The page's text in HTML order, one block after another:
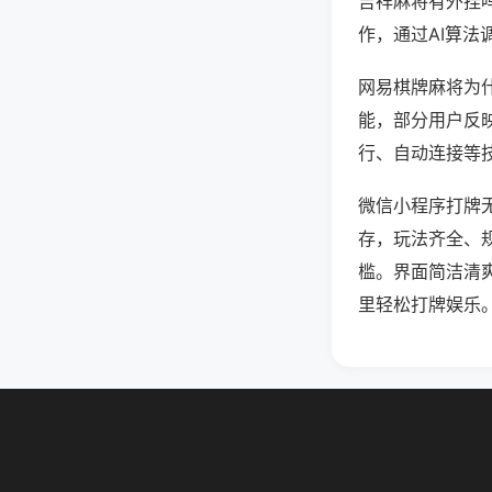
作，通过AI算法
网易棋牌麻将为
能，部分用户反
行、自动连接等
微信小程序打牌
存，玩法齐全、
槛。界面简洁清
里轻松打牌娱乐